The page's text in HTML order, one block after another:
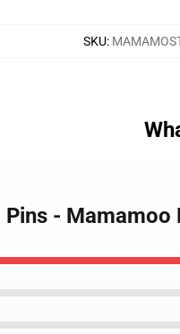
SKU:
- Mamamoo